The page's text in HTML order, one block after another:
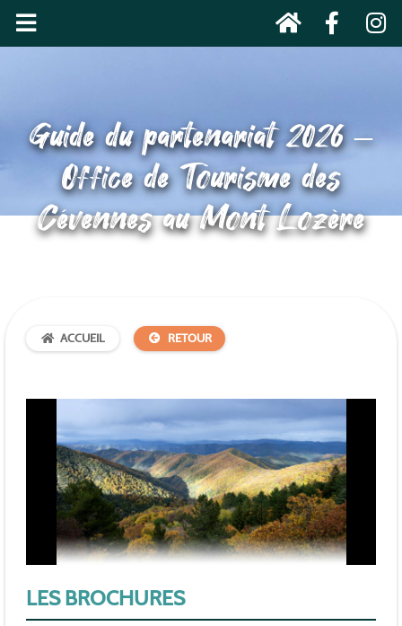
Guide du partenariat 2026 –
Office de Tourisme des
Cévennes au Mont Lozère
ACCUEIL RETOUR
LES BROCHURES